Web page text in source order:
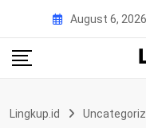
content
August 6, 2026
Lingkup.id